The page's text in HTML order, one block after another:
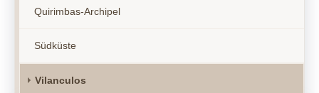
Quirimbas-Archipel
Südküste
Vilanculos